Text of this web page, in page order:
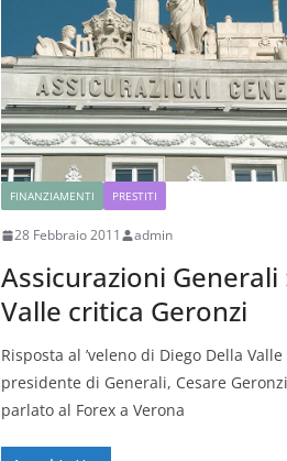
FINANZIAMENTI PRESTITI
28 Febbraio 2011 admin
Assicurazioni Generali
Valle critica Geronzi
Risposta al ’veleno di Diego Della Valle
presidente di Generali, Cesare
parlato al Forex a Verona